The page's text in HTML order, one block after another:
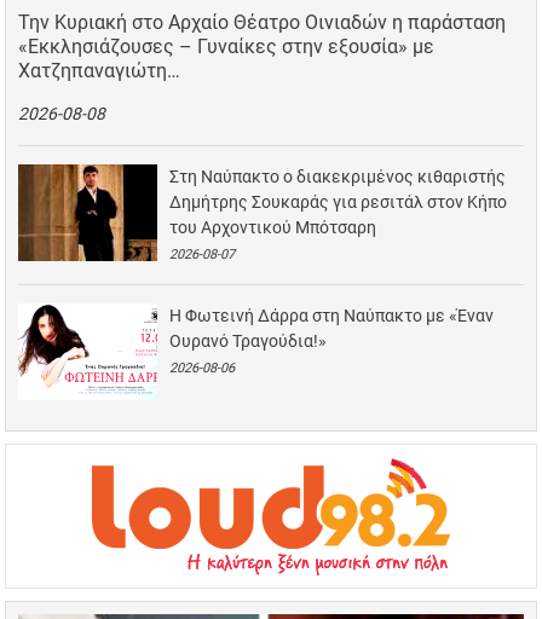
Την Κυριακή στο Αρχαίο Θέατρο Οινιαδών η παράσταση
«Εκκλησιάζουσες – Γυναίκες στην εξουσία» με
Χατζηπαναγιώτη…
2026-08-08
Στη Ναύπακτο ο διακεκριμένος κιθαριστής
Δημήτρης Σουκαράς για ρεσιτάλ στον Κήπο
του Αρχοντικού Μπότσαρη
2026-08-07
Η Φωτεινή Δάρρα στη Ναύπακτο με «Έναν
Ουρανό Τραγούδια!»
2026-08-06